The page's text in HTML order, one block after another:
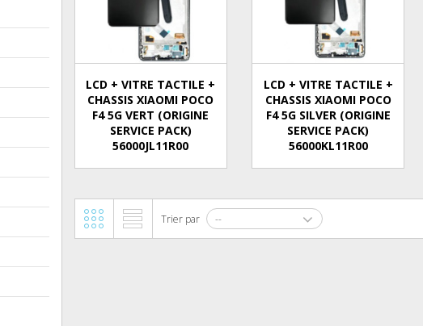
LCD + VITRE TACTILE +
CHASSIS XIAOMI POCO
F4 5G VERT (ORIGINE
SERVICE PACK)
56000JL11R00
LCD + VITRE TACTILE +
CHASSIS XIAOMI POCO
F4 5G SILVER (ORIGINE
SERVICE PACK)
56000KL11R00
Trier par --